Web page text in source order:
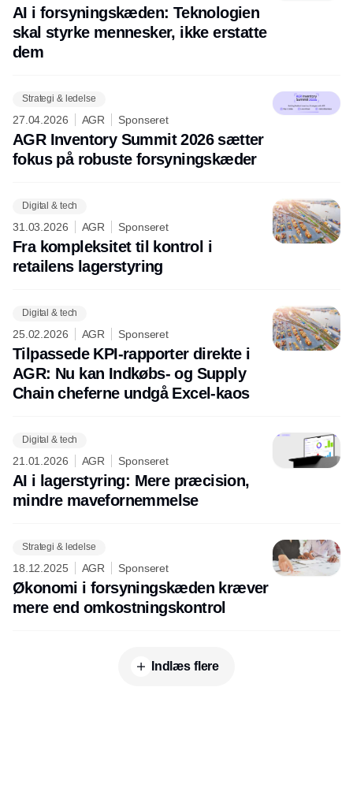
AI i forsyningskæden: Teknologien
skal styrke mennesker, ikke erstatte
dem
Strategi & ledelse
27.04.2026 AGR Sponseret
AGR Inventory Summit 2026 sætter
fokus på robuste forsyningskæder
Digital & tech
31.03.2026 AGR Sponseret
Fra kompleksitet til kontrol i
retailens lagerstyring
Digital & tech
25.02.2026 AGR Sponseret
Tilpassede KPI-rapporter direkte i
AGR: Nu kan Indkøbs- og Supply
Chain cheferne undgå Excel-kaos
Digital & tech
21.01.2026 AGR Sponseret
AI i lagerstyring: Mere præcision,
mindre mavefornemmelse
Strategi & ledelse
18.12.2025 AGR Sponseret
Økonomi i forsyningskæden kræver
mere end omkostningskontrol
Indlæs flere